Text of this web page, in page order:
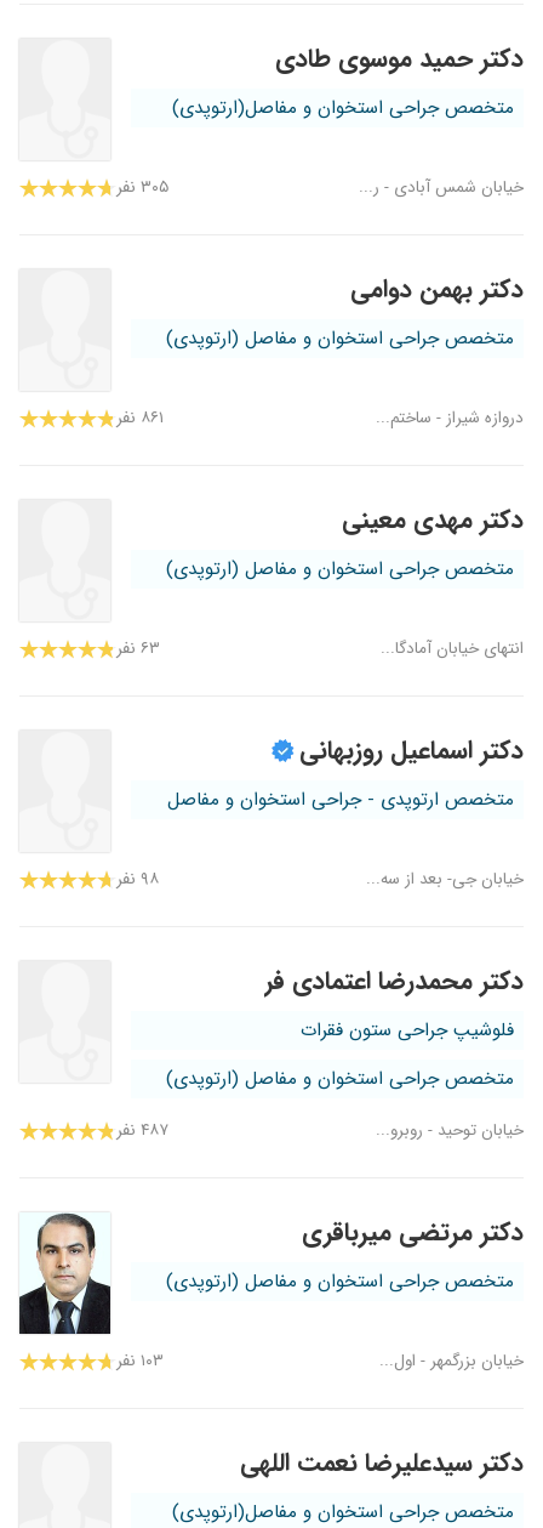
دکتر حمید موسوی طادی
متخصص جراحی استخوان و مفاصل(ارتوپدی)
خیابان شمس آبادی - ر... ۳۰۵ نفر
دکتر بهمن دوامی
متخصص جراحی استخوان و مفاصل (ارتوپدی)
دروازه شیراز - ساختم... ۸۶۱ نفر
دکتر مهدی معینی
متخصص جراحی استخوان و مفاصل (ارتوپدی)
انتهای خیابان آمادگا... ۶۳ نفر
دکتر اسماعیل روزبهانی
متخصص ارتوپدی - جراحی استخوان و مفاصل
خیابان جی- بعد از سه... ۹۸ نفر
دکتر محمدرضا اعتمادی فر
فلوشیپ جراحی ستون فقرات
متخصص جراحی استخوان و مفاصل (ارتوپدی)
خیابان توحید - روبرو... ۴۸۷ نفر
دکتر مرتضی میرباقری
متخصص جراحی استخوان و مفاصل (ارتوپدی)
خیابان بزرگمهر - اول... ۱۰۳ نفر
دکتر سیدعلیرضا نعمت اللهی
متخصص جراحی استخوان و مفاصل(ارتوپدی)